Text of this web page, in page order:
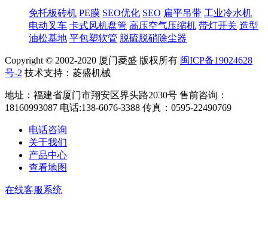
免托板砖机 PE膜 SEO优化 SEO 扁平吊带 工业冷水机
电动叉车 卡式风机盘管 高压空气压缩机 带灯开关 造型
油松基地 平包塑软管 脱硫脱硝除尘器
Copyright © 2002-2020 厦门菱盛 版权所有 闽ICP备19024628
号-2 技术支持：菱盛机械
地址：福建省厦门市翔安区界头路2030号 售前咨询：
18160993087 电话:138-6076-3388 传真：0595-22490769
电话咨询
关于我们
产品中心
查看地图
在线客服系统